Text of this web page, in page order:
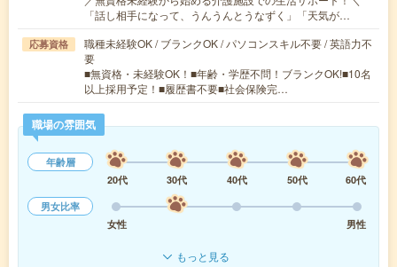
「話し相手になって、うんうんとうなずく」「天気が…
応募資格
職種未経験OK / ブランクOK / パソコンスキル不要 / 英語力不
要
■無資格・未経験OK！■年齢・学歴不問！ブランクOK!■10名
以上採用予定！■履歴書不要■社会保険完…
職場の雰囲気
年齢層
20代
30代 40代 50代
60代
男女比率
女性
男性
もっと見る